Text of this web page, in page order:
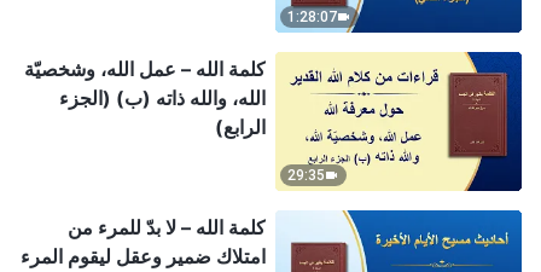
1:28:07
29:35
كلمة الله – عمل الله، وشخصيّة
الله، والله ذاته (ب) (الجزء
الرابع)
كلمة الله – لا بدّ للمرء من
امتلاك ضمير وعقل ليقوم المرء